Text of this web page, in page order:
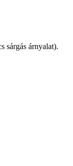
sárgás árnyalat).